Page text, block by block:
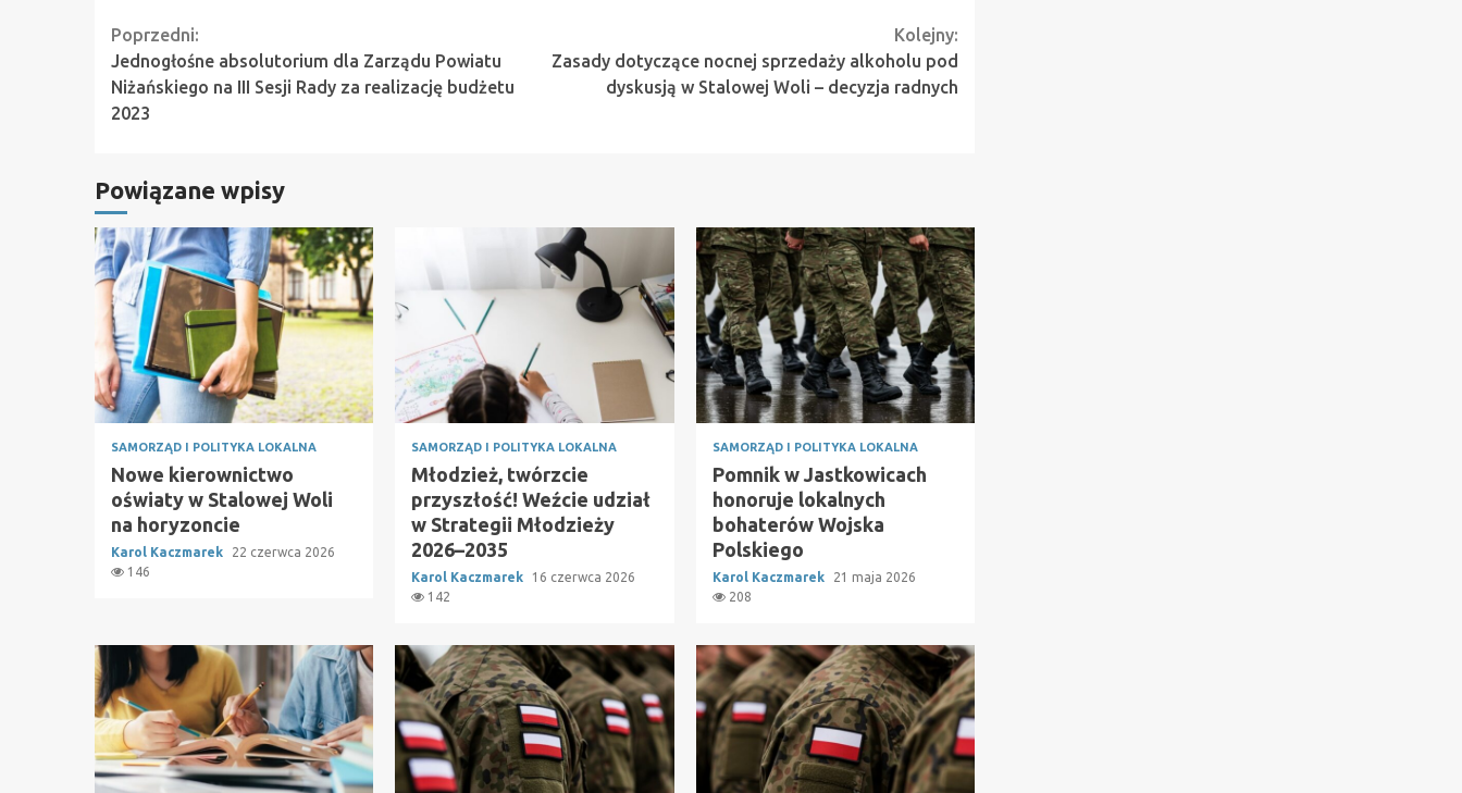
Continue
Reading
Poprzedni:
Jednogłośne absolutorium dla Zarządu Powiatu
Niżańskiego na III Sesji Rady za realizację budżetu
2023
Kolejny:
Zasady dotyczące nocnej sprzedaży alkoholu pod
dyskusją w Stalowej Woli – decyzja radnych
Powiązane wpisy
SAMORZĄD I POLITYKA LOKALNA
Nowe kierownictwo
oświaty w Stalowej Woli
na horyzoncie
Karol Kaczmarek
22 czerwca 2026
146
SAMORZĄD I POLITYKA LOKALNA
Młodzież, twórzcie
przyszłość! Weźcie udział
w Strategii Młodzieży
2026–2035
Karol Kaczmarek
16 czerwca 2026
142
SAMORZĄD I POLITYKA LOKALNA
Pomnik w Jastkowicach
honoruje lokalnych
bohaterów Wojska
Polskiego
Karol Kaczmarek
21 maja 2026
208